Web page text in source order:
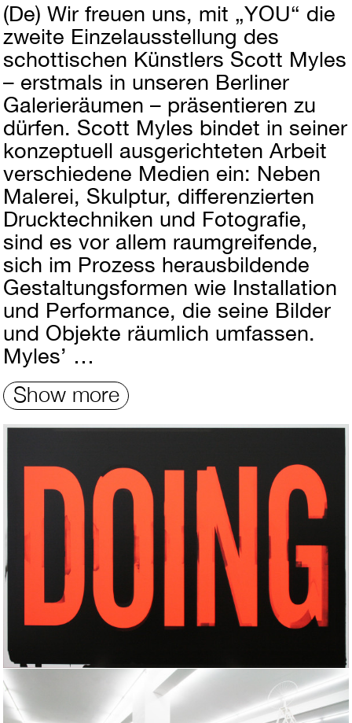
(De) Wir freuen uns, mit „YOU“ die
zweite Einzelausstellung des
schottischen Künstlers Scott Myles
– erstmals in unseren Berliner
Galerieräumen – präsentieren zu
dürfen. Scott Myles bindet in seiner
konzeptuell ausgerichteten Arbeit
verschiedene Medien ein: Neben
Malerei, Skulptur, differenzierten
Drucktechniken und Fotografie,
sind es vor allem raumgreifende,
sich im Prozess herausbildende
Gestaltungsformen wie Installation
und Performance, die seine Bilder
und Objekte räumlich umfassen.
Myles’ …
Show more